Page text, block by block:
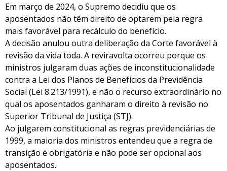
Em março de 2024, o Supremo decidiu que os
aposentados não têm direito de optarem pela regra
mais favorável para recálculo do benefício.
A decisão anulou outra deliberação da Corte favorável à
revisão da vida toda. A reviravolta ocorreu porque os
ministros julgaram duas ações de inconstitucionalidade
contra a Lei dos Planos de Benefícios da Previdência
Social (Lei 8.213/1991), e não o recurso extraordinário no
qual os aposentados ganharam o direito à revisão no
Superior Tribunal de Justiça (STJ).
Ao julgarem constitucional as regras previdenciárias de
1999, a maioria dos ministros entendeu que a regra de
transição é obrigatória e não pode ser opcional aos
aposentados.